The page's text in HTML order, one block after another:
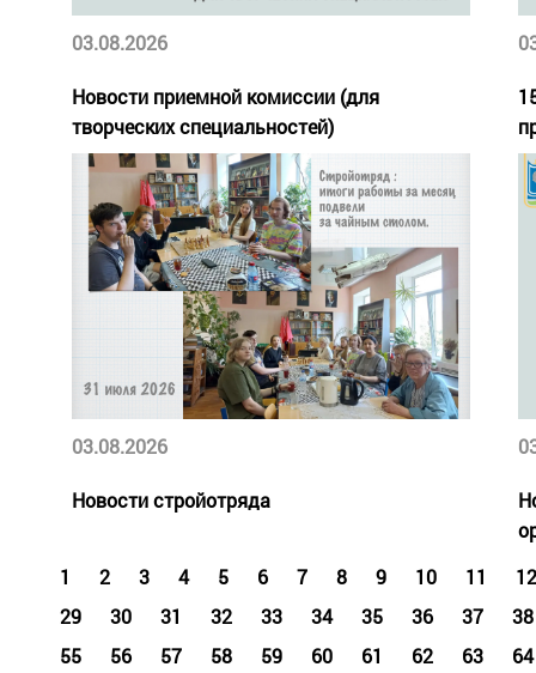
03.08.2026
Новости приемной комиссии (для
творческих специальностей)
03.08.2026
Новости стройотряда
1
2 3 4 5 6 7 8 9 10 11
12
29
30 31 32 33 34 35 36 37
38
55
56 57 58 59 60 61 62 63
64